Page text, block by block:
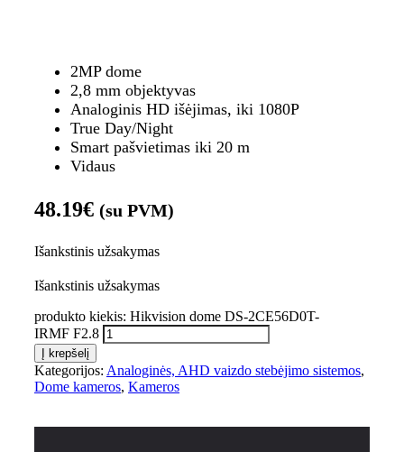
2MP dome
2,8 mm objektyvas
Analoginis HD išėjimas, iki 1080P
True Day/Night
Smart pašvietimas iki 20 m
Vidaus
48.19€ (su PVM)
Išankstinis užsakymas
Išankstinis užsakymas
produkto kiekis: Hikvision dome DS-2CE56D0T-
IRMF F2.8
Į krepšelį
Kategorijos: Analoginės, AHD vaizdo stebėjimo sistemos,
Dome kameros, Kameros